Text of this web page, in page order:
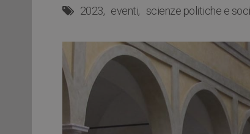
2023 eventi scienze politiche e